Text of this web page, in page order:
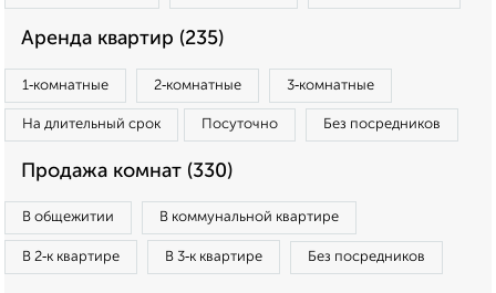
Аренда квартир (235)
1‑комнатные 2‑комнатные 3‑комнатные
На длительный срок Посуточно Без посредников
Продажа комнат (330)
В общежитии В коммунальной квартире
В 2‑к квартире В 3‑к квартире Без посредников